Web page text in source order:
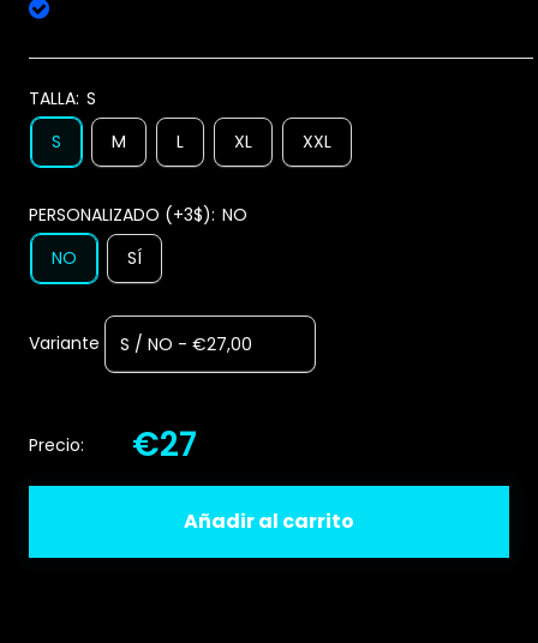
TALLA: S
S
M L XL XXL
PERSONALIZADO (+3$): NO
NO
SÍ
Variante
Precio: €27
Añadir al carrito